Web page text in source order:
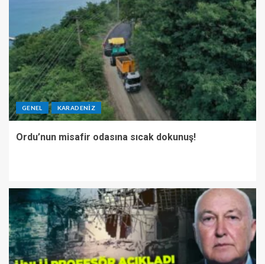
GENEL KARADENIZ
Ordu’nun misafir odasına sıcak dokunuş!